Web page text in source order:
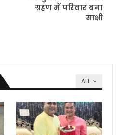
ग्रहण में परिवार बना
साक्षी
ALL